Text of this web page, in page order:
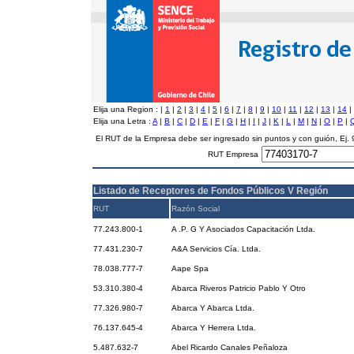
Elija una Region : | 1 | 2 | 3 | 4 | 5 | 6 | 7 | 8 | 9 | 10 | 11 | 12 | 13 | 14 |
Elija una Letra : A | B | C | D | E | F | G | H | I | J | K | L | M | N | O | P |
El RUT de la Empresa debe ser ingresado sin puntos y con guión, Ej.
RUT Empresa
Listado de Receptores de Fondos Públicos V Región
RUT Razón Social
77.243.800-1 A .P. G Y Asociados Capacitación Ltda.
77.431.230-7 A&A Servicios Cía. Ltda.
78.038.777-7 Aape Spa
53.310.380-4 Abarca Riveros Patricio Pablo Y Otro
77.326.980-7 Abarca Y Abarca Ltda.
76.137.645-4 Abarca Y Herrera Ltda.
5.487.632-7 Abel Ricardo Canales Peñaloza